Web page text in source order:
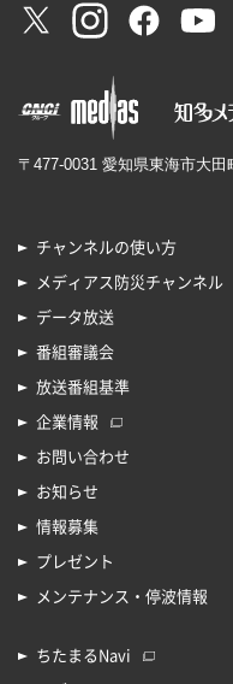
〒477-0031 愛知県東海市大田
チャンネルの使い方
メディアス防災チャンネル
データ放送
番組審議会
放送番組基準
企業情報
お問い合わせ
お知らせ
情報募集
プレゼント
メンテナンス・停波情報
ちたまるNavi